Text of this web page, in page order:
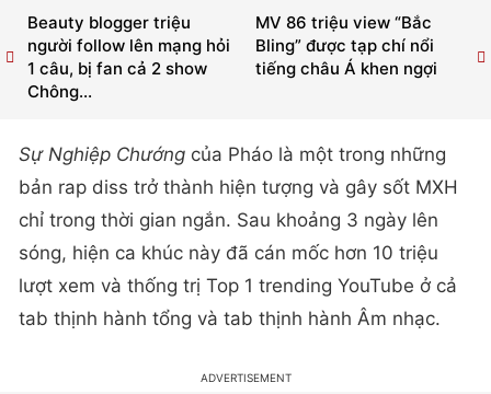
MV 86 triệu view “Bắc
Bling” được tạp chí nổi
tiếng châu Á khen ngợi
Beauty blogger triệu
người follow lên mạng hỏi
1 câu, bị fan cả 2 show
Chông...
Sự Nghiệp Chướng của Pháo là một trong những
bản rap diss trở thành hiện tượng và gây sốt MXH
chỉ trong thời gian ngắn. Sau khoảng 3 ngày lên
sóng, hiện ca khúc này đã cán mốc hơn 10 triệu
lượt xem và thống trị Top 1 trending YouTube ở cả
tab thịnh hành tổng và tab thịnh hành Âm nhạc.